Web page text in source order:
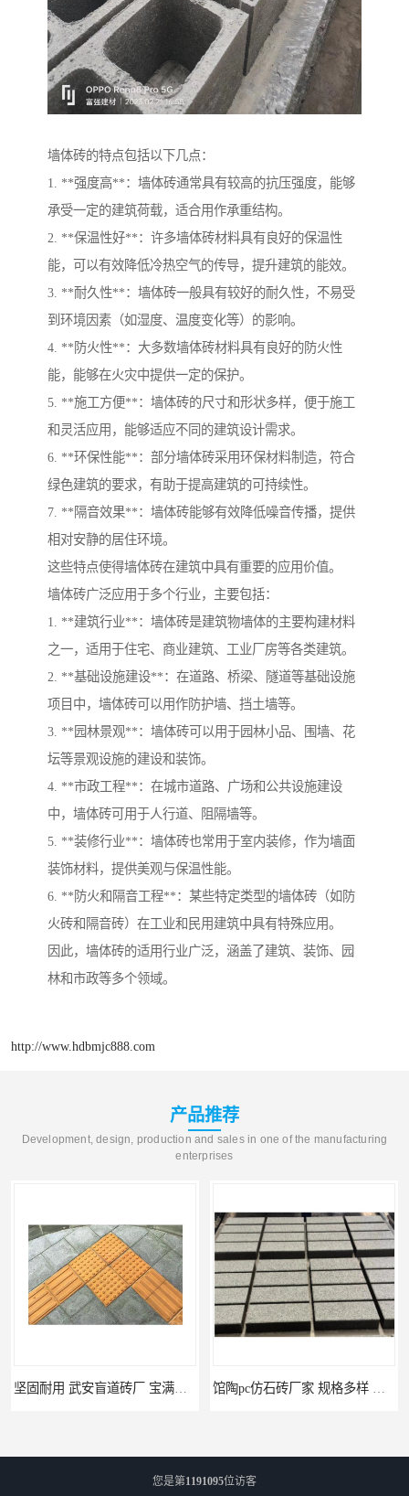
墙体砖的特点包括以下几点：
1. **强度高**：墙体砖通常具有较高的抗压强度，能够
承受一定的建筑荷载，适合用作承重结构。
2. **保温性好**：许多墙体砖材料具有良好的保温性
能，可以有效降低冷热空气的传导，提升建筑的能效。
3. **耐久性**：墙体砖一般具有较好的耐久性，不易受
到环境因素（如湿度、温度变化等）的影响。
4. **防火性**：大多数墙体砖材料具有良好的防火性
能，能够在火灾中提供一定的保护。
5. **施工方便**：墙体砖的尺寸和形状多样，便于施工
和灵活应用，能够适应不同的建筑设计需求。
6. **环保性能**：部分墙体砖采用环保材料制造，符合
绿色建筑的要求，有助于提高建筑的可持续性。
7. **隔音效果**：墙体砖能够有效降低噪音传播，提供
相对安静的居住环境。
这些特点使得墙体砖在建筑中具有重要的应用价值。
墙体砖广泛应用于多个行业，主要包括：
1. **建筑行业**：墙体砖是建筑物墙体的主要构建材料
之一，适用于住宅、商业建筑、工业厂房等各类建筑。
2. **基础设施建设**：在道路、桥梁、隧道等基础设施
项目中，墙体砖可以用作防护墙、挡土墙等。
3. **园林景观**：墙体砖可以用于园林小品、围墙、花
坛等景观设施的建设和装饰。
4. **市政工程**：在城市道路、广场和公共设施建设
中，墙体砖可用于人行道、阻隔墙等。
5. **装修行业**：墙体砖也常用于室内装修，作为墙面
装饰材料，提供美观与保温性能。
6. **防火和隔音工程**：某些特定类型的墙体砖（如防
火砖和隔音砖）在工业和民用建筑中具有特殊应用。
因此，墙体砖的适用行业广泛，涵盖了建筑、装饰、园
林和市政等多个领域。
http://www.hdbmjc888.com
产品推荐
Development, design, production and sales in one of the manufacturing
enterprises
您是第1191095位访客